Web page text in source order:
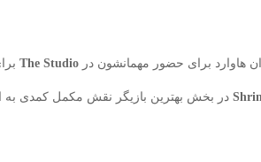
هاوارد برای حضور مهمانشون در The Studio
در بخش بهترین بازیگر نقش مکمل کمدی به